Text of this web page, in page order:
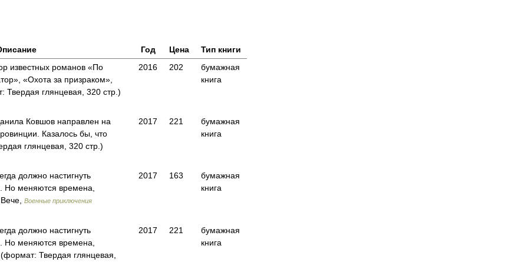
Год Цена
Тип книги
известных романов «По
«Охота за призраком»,
глянцевая, 320 стр.)
2016 202
бумажная
книга
Ковшов направлен на
Казалось бы, что
глянцевая, 320 стр.)
2017 221
бумажная
книга
должно настигнуть
Но меняются времена,
Военные приключения
2017 163
бумажная
книга
должно настигнуть
Но меняются времена,
Твердая глянцевая,
2017 221
бумажная
книга